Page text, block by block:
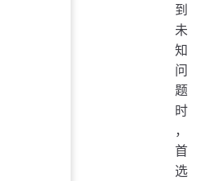
到
未
知
问
题
时
，
首
选